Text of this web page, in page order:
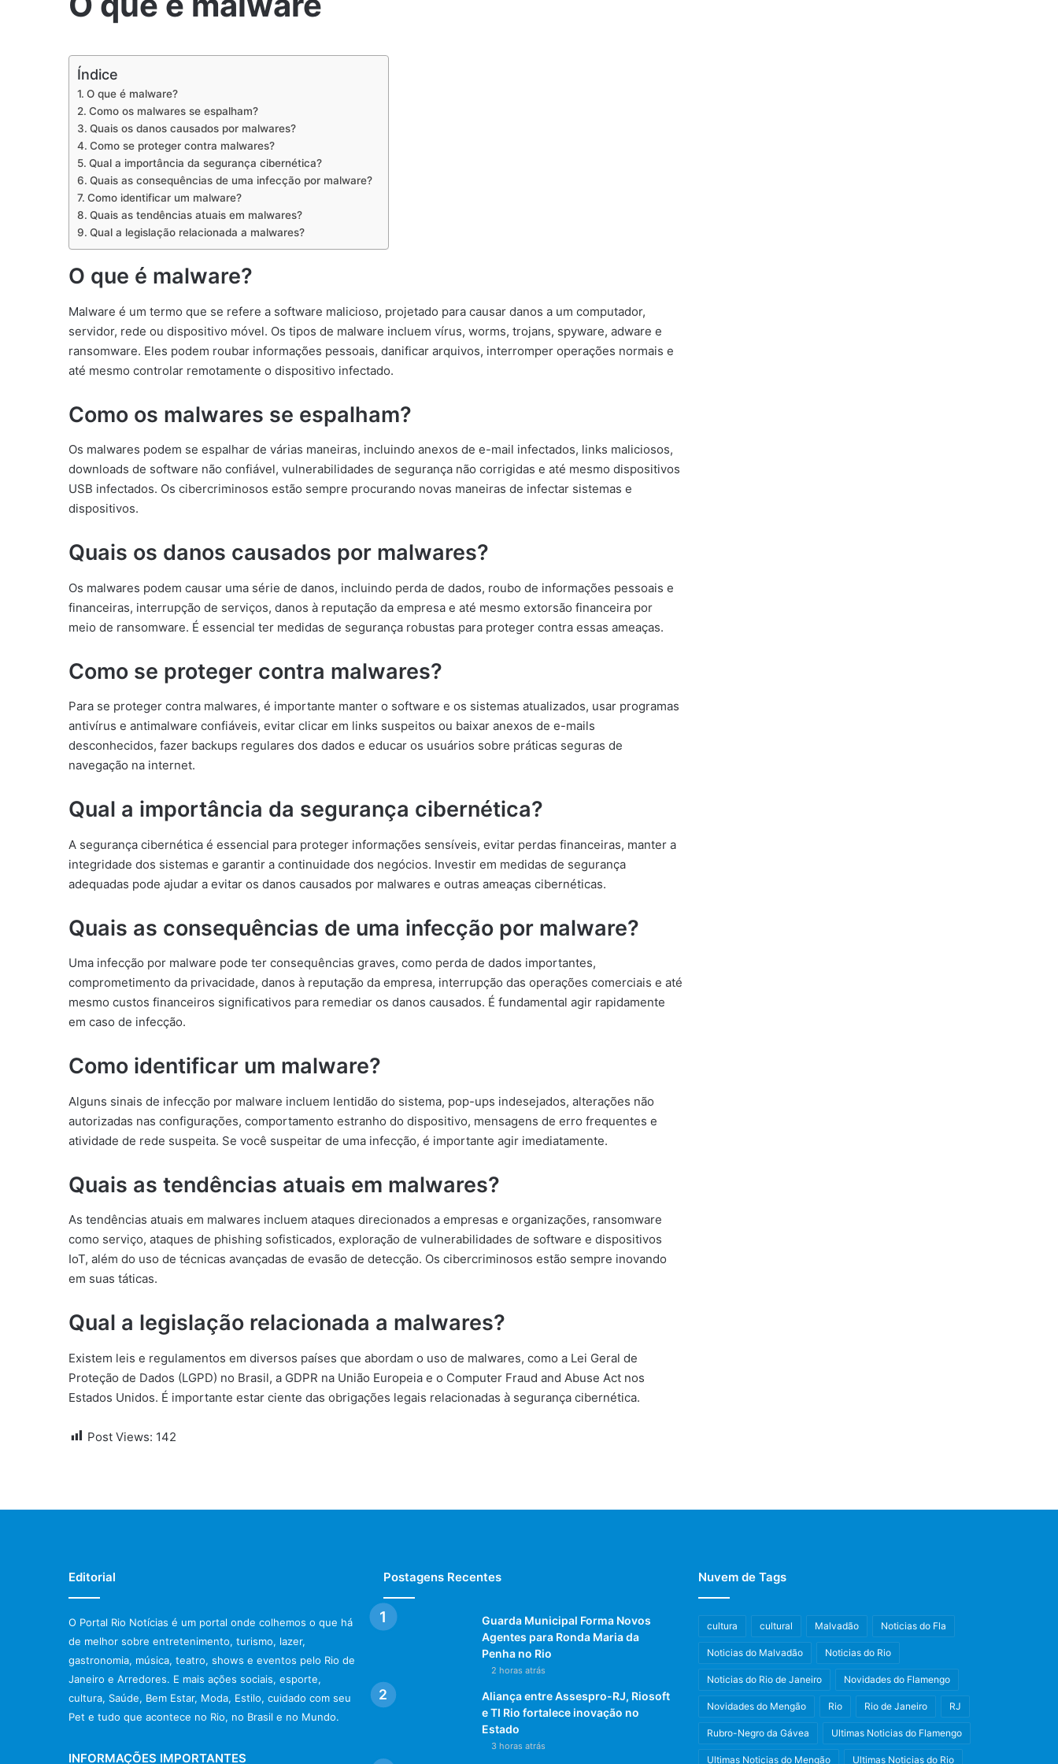
Índice
O que é malware?
Como os malwares se espalham?
Quais os danos causados por malwares?
Como se proteger contra malwares?
Qual a importância da segurança cibernética?
Quais as consequências de uma infecção por malware?
Como identificar um malware?
Quais as tendências atuais em malwares?
Qual a legislação relacionada a malwares?
O que é malware?
Malware é um termo que se refere a software malicioso, projetado para causar danos a um computador,
servidor, rede ou dispositivo móvel. Os tipos de malware incluem vírus, worms, trojans, spyware, adware e
ransomware. Eles podem roubar informações pessoais, danificar arquivos, interromper operações normais e
até mesmo controlar remotamente o dispositivo infectado.
Como os malwares se espalham?
Os malwares podem se espalhar de várias maneiras, incluindo anexos de e-mail infectados, links maliciosos,
downloads de software não confiável, vulnerabilidades de segurança não corrigidas e até mesmo dispositivos
USB infectados. Os cibercriminosos estão sempre procurando novas maneiras de infectar sistemas e
dispositivos.
Quais os danos causados por malwares?
Os malwares podem causar uma série de danos, incluindo perda de dados, roubo de informações pessoais e
financeiras, interrupção de serviços, danos à reputação da empresa e até mesmo extorsão financeira por
meio de ransomware. É essencial ter medidas de segurança robustas para proteger contra essas ameaças.
Como se proteger contra malwares?
Para se proteger contra malwares, é importante manter o software e os sistemas atualizados, usar programas
antivírus e antimalware confiáveis, evitar clicar em links suspeitos ou baixar anexos de e-mails
desconhecidos, fazer backups regulares dos dados e educar os usuários sobre práticas seguras de
navegação na internet.
Qual a importância da segurança cibernética?
A segurança cibernética é essencial para proteger informações sensíveis, evitar perdas financeiras, manter a
integridade dos sistemas e garantir a continuidade dos negócios. Investir em medidas de segurança
adequadas pode ajudar a evitar os danos causados por malwares e outras ameaças cibernéticas.
Quais as consequências de uma infecção por malware?
Uma infecção por malware pode ter consequências graves, como perda de dados importantes,
comprometimento da privacidade, danos à reputação da empresa, interrupção das operações comerciais e até
mesmo custos financeiros significativos para remediar os danos causados. É fundamental agir rapidamente
em caso de infecção.
Como identificar um malware?
Alguns sinais de infecção por malware incluem lentidão do sistema, pop-ups indesejados, alterações não
autorizadas nas configurações, comportamento estranho do dispositivo, mensagens de erro frequentes e
atividade de rede suspeita. Se você suspeitar de uma infecção, é importante agir imediatamente.
Quais as tendências atuais em malwares?
As tendências atuais em malwares incluem ataques direcionados a empresas e organizações, ransomware
como serviço, ataques de phishing sofisticados, exploração de vulnerabilidades de software e dispositivos
IoT, além do uso de técnicas avançadas de evasão de detecção. Os cibercriminosos estão sempre inovando
em suas táticas.
Qual a legislação relacionada a malwares?
Existem leis e regulamentos em diversos países que abordam o uso de malwares, como a Lei Geral de
Proteção de Dados (LGPD) no Brasil, a GDPR na União Europeia e o Computer Fraud and Abuse Act nos
Estados Unidos. É importante estar ciente das obrigações legais relacionadas à segurança cibernética.
Post Views: 142
Editorial
O Portal Rio Notícias é um portal onde colhemos o que há
de melhor sobre entretenimento, turismo, lazer,
gastronomia, música, teatro, shows e eventos pelo Rio de
Janeiro e Arredores. E mais ações sociais, esporte,
cultura, Saúde, Bem Estar, Moda, Estilo, cuidado com seu
Pet e tudo que acontece no Rio, no Brasil e no Mundo.
INFORMAÇÕES IMPORTANTES
Postagens Recentes
Guarda Municipal Forma Novos
Agentes para Ronda Maria da
Penha no Rio
2 horas atrás
Aliança entre Assespro-RJ, Riosoft
e TI Rio fortalece inovação no
Estado
3 horas atrás
Nuvem de Tags
cultura cultural Malvadão Noticias do Fla
Noticias do Malvadão Noticias do Rio
Noticias do Rio de Janeiro Novidades do Flamengo
Novidades do Mengão Rio Rio de Janeiro RJ
Rubro-Negro da Gávea Ultimas Noticias do Flamengo
Ultimas Noticias do Mengão Ultimas Noticias do Rio